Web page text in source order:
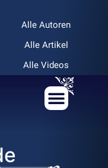
Alle Autoren
Alle Artikel
Alle Videos